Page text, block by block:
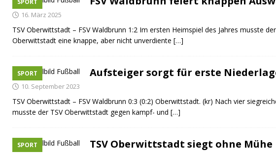
[ 08. Juli 2026 ]
Dorfgeschichte sichtbar gemacht
KULTUR
[ 07. Juli 2026 ] Durchfahrt für Individualverkehr verboten
[ 03. August 2026 ] Vandalismus in evangelischer Kirche BLAULICHT
SPORT
16. März 2025
TSV Oberwittstadt – FSV Waldbrunn 1:2 Im ersten Heimspiel des Jahres musste
Oberwittstadt eine knappe, aber nicht unverdiente […]
SPORT Aufsteiger sorgt für erste
10. September 2023
TSV Oberwittstadt – FSV Waldbrunn 0:3 (0:2) Oberwittstadt. (kr) Nach vier
musste der TSV Oberwittstadt gegen kampf- und […]
SPORT TSV Oberwittstadt siegt ohne Mühe